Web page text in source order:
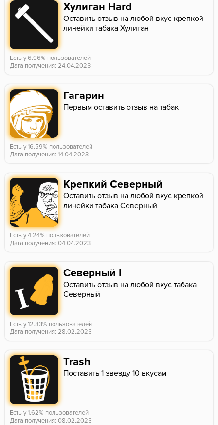
Хулиган Hard
Оставить отзыв на любой вкус крепкой
линейки табака Хулиган
Есть у 6.96% пользователей
Дата получения: 24.04.2023
Гагарин
Первым оставить отзыв на табак
Есть у 16.59% пользователей
Дата получения: 14.04.2023
Крепкий Северный
Оставить отзыв на любой вкус крепкой
линейки табака Северный
Есть у 4.24% пользователей
Дата получения: 04.04.2023
Северный I
Оставить отзыв на любой вкус табака
Северный
Есть у 12.83% пользователей
Дата получения: 28.02.2023
Trash
Поставить 1 звезду 10 вкусам
Есть у 1.62% пользователей
Дата получения: 08.02.2023